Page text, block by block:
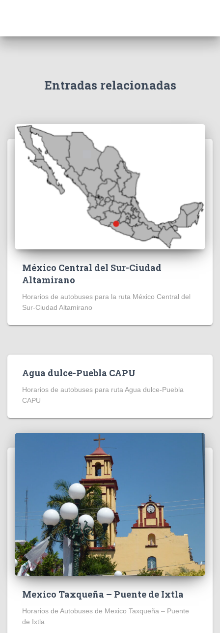
Entradas relacionadas
México Central del Sur-Ciudad
Altamirano
Horarios de autobuses para la ruta México Central del
Sur-Ciudad Altamirano
Agua dulce-Puebla CAPU
Horarios de autobuses para ruta Agua dulce-Puebla
CAPU
Mexico Taxqueña – Puente de Ixtla
Horarios de Autobuses de Mexico Taxqueña – Puente
de Ixtla